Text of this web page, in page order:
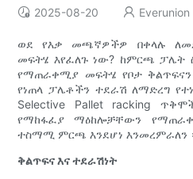
2025-08-20 Everunion
ወደ የእቃ መጫኛዎችዎ በቀላሉ
መፍትሄ እየፈለጉ ነው? ከምርጫ ፓሌት
የማጠራቀሚያ መፍትሄ የቦታ
የነጠላ ፓሌቶችን ተደራሽ ለማድረግ
Selective Pallet racking
የማከፋፈያ ማዕከሎቻቸውን
ተስማሚ ምርጫ እንደሆነ እንመረምራለን
ቅልጥፍና እና ተደራሽነት